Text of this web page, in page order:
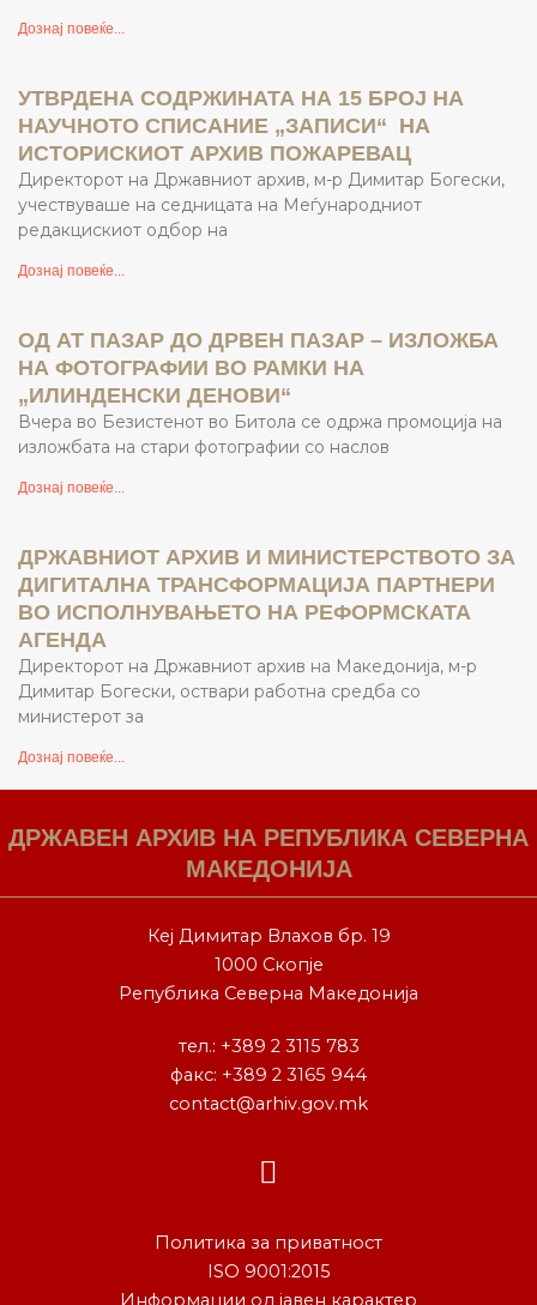
Дознај повеќе...
УТВРДЕНА СОДРЖИНАТА НА 15 БРОЈ НА
НАУЧНОТО СПИСАНИЕ „ЗАПИСИ“ НА
ИСТОРИСКИОТ АРХИВ ПОЖАРЕВАЦ
Директорот на Државниот архив, м-р Димитар Богески,
учествуваше на седницата на Меѓународниот
редакцискиот одбор на
Дознај повеќе...
ОД АТ ПАЗАР ДО ДРВЕН ПАЗАР – ИЗЛОЖБА
НА ФОТОГРАФИИ ВО РАМКИ НА
„ИЛИНДЕНСКИ ДЕНОВИ“
Вчера во Безистенот во Битола се одржа промоција на
изложбата на стари фотографии со наслов
Дознај повеќе...
ДРЖАВНИОТ АРХИВ И МИНИСТЕРСТВОТО ЗА
ДИГИТАЛНА ТРАНСФОРМАЦИЈА ПАРТНЕРИ
ВО ИСПОЛНУВАЊЕТО НА РЕФОРМСКАТА
АГЕНДА
Директорот на Државниот архив на Македонија, м-р
Димитар Богески, оствари работна средба со
министерот за
Дознај повеќе...
ДРЖАВЕН АРХИВ НА РЕПУБЛИКА СЕВЕРНА
МАКЕДОНИЈА
Кеј Димитар Влахов бр. 19
1000 Скопје
Република Северна Македонија
тел.: +389 2 3115 783
факс: +389 2 3165 944
contact@arhiv.gov.mk
F
a
e
b
Политика за приватност
ISO 9001:2015
Информации од јавен карактер